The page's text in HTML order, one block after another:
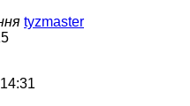
tyzmaster